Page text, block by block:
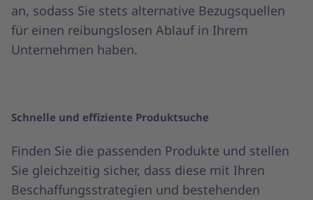
an, sodass Sie stets alternative Bezugsquellen
für einen reibungslosen Ablauf in Ihrem
Unternehmen haben.
Schnelle und effiziente Produktsuche
Finden Sie die passenden Produkte und stellen
Sie gleichzeitig sicher, dass diese mit Ihren
Beschaffungsstrategien und bestehenden